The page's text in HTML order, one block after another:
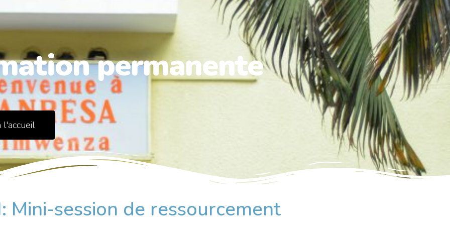
permanente
l'accueil
Mini-session de ressourcement